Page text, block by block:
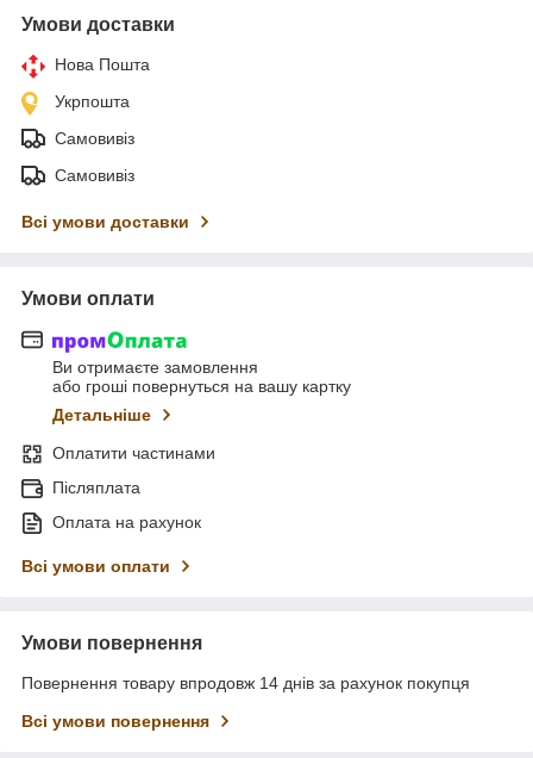
Умови доставки
Нова Пошта
Укрпошта
Самовивіз
Самовивіз
Всі умови доставки
Умови оплати
Ви отримаєте замовлення
або гроші повернуться на вашу картку
Детальніше
Оплатити частинами
Післяплата
Оплата на рахунок
Всі умови оплати
Умови повернення
Повернення товару впродовж 14 днів за рахунок покупця
Всі умови повернення